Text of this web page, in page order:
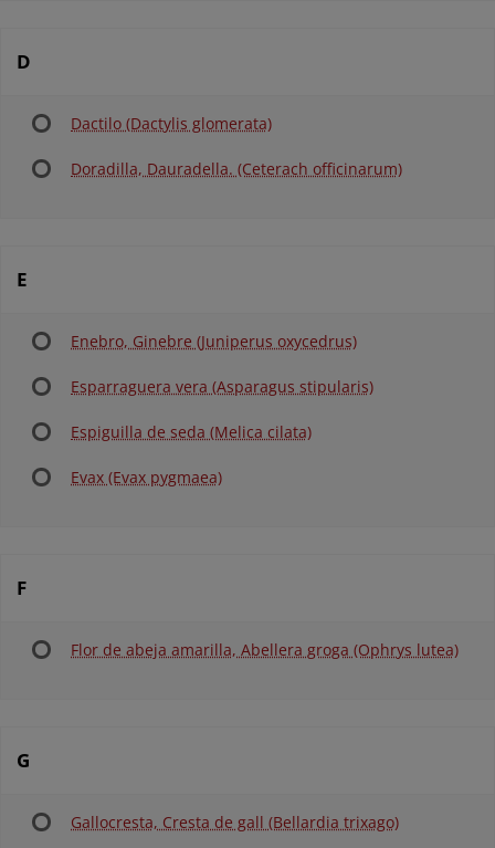
D
Dactilo (Dactylis glomerata)
Doradilla, Dauradella. (Ceterach officinarum)
E
Enebro, Ginebre (Juniperus oxycedrus)
Esparraguera vera (Asparagus stipularis)
Espiguilla de seda (Melica cilata)
Evax (Evax pygmaea)
F
Flor de abeja amarilla, Abellera groga (Ophrys lutea)
G
Gallocresta, Cresta de gall (Bellardia trixago)